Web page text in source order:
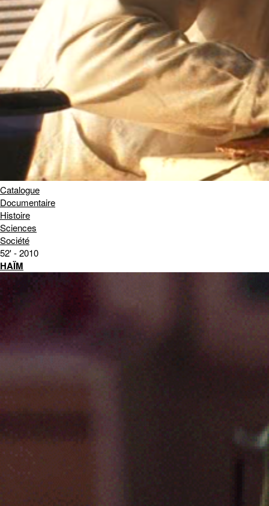
Catalogue
Documentaire
Histoire
Sciences
Société
52' - 2010
HAÏM